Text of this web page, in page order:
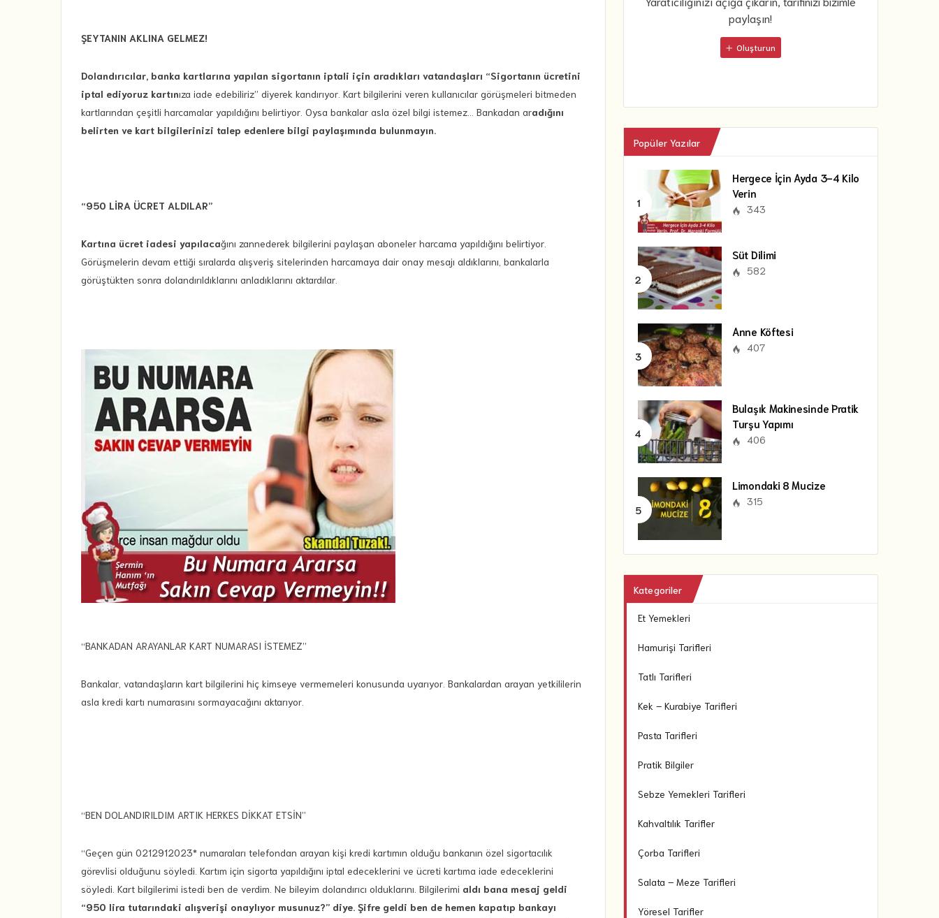
ŞEYTANIN AKLINA GELMEZ!
Dolandırıcılar, banka kartlarına yapılan sigortanın iptali için aradıkları vatandaşları “Sigortanın ücretini
iptal ediyoruz kartınıza iade edebiliriz” diyerek kandırıyor. Kart bilgilerini veren kullanıcılar görüşmeleri bitmeden
kartlarından çeşitli harcamalar yapıldığını belirtiyor. Oysa bankalar asla özel bilgi istemez… Bankadan aradığını
belirten ve kart bilgilerinizi talep edenlere bilgi paylaşımında bulunmayın.
“950 LİRA ÜCRET ALDILAR”
Kartına ücret iadesi yapılacağını zannederek bilgilerini paylaşan aboneler harcama yapıldığını belirtiyor.
Görüşmelerin devam ettiği sıralarda alışveriş sitelerinden harcamaya dair onay mesajı aldıklarını, bankalarla
görüştükten sonra dolandırıldıklarını anladıklarını aktardılar.
“BANKADAN ARAYANLAR KART NUMARASI İSTEMEZ”
Bankalar, vatandaşların kart bilgilerini hiç kimseye vermemeleri konusunda uyarıyor. Bankalardan arayan yetkililerin
asla kredi kartı numarasını sormayacağını aktarıyor.
“BEN DOLANDIRILDIM ARTIK HERKES DİKKAT ETSİN”
“Geçen gün 0212912023* numaraları telefondan arayan kişi kredi kartımın olduğu bankanın özel sigortacılık
görevlisi olduğunu söyledi. Kartım için sigorta yapıldığını iptal edeceklerini ve ücreti kartıma iade edeceklerini
söyledi. Kart bilgilerimi istedi ben de verdim. Ne bileyim dolandırıcı olduklarını. Bilgilerimi aldı bana mesaj geldi
“950 lira tutarındaki alışverişi onaylıyor musunuz?” diye. Şifre geldi ben de hemen kapatıp bankayı
paylaşın!
Oluşturun
Popüler Yazılar
Hergece İçin Ayda 3-4 Kilo
Verin
343
Süt Dilimi
582
Anne Köftesi
407
Bulaşık Makinesinde Pratik
Turşu Yapımı
406
Limondaki 8 Mucize
315
Kategoriler
Et Yemekleri
Hamurişi Tarifleri
Tatlı Tarifleri
Kek – Kurabiye Tarifleri
Pasta Tarifleri
Pratik Bilgiler
Sebze Yemekleri Tarifleri
Kahvaltılık Tarifler
Çorba Tarifleri
Salata – Meze Tarifleri
Yöresel Tarifler